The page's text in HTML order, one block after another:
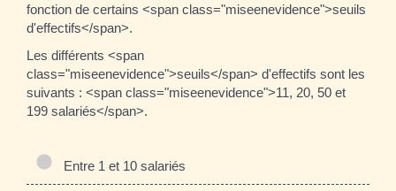
fonction de certains <span class="miseenevidence">seuils
d'effectifs</span>.
Les différents <span
class="miseenevidence">seuils</span> d'effectifs sont les
suivants : <span class="miseenevidence">11, 20, 50 et
199 salariés</span>.
Entre 1 et 10 salariés